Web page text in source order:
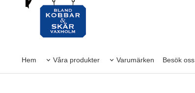
Hem Våra produkter Varumärken Besök oss